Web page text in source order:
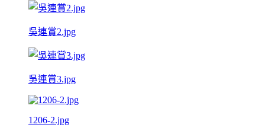
吳連賞2.jpg
吳連賞3.jpg
1206-2.jpg